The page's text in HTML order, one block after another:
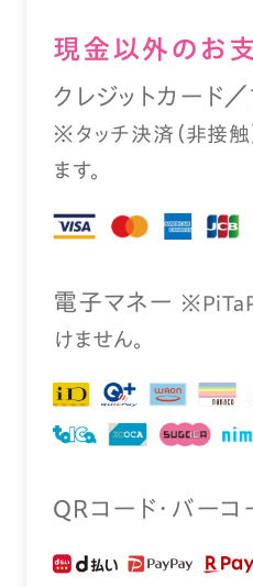
現⾦以外のお
クレジットカード
※タッチ決済（⾮接
ます。
電⼦マネー
けません。
QRコード・バーコ